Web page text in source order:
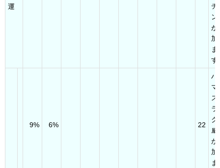
運
チ
ン
が
加
ま
す
9% 6% 22
ハ
マ
ス
ラ
ク
威
が
加
ま